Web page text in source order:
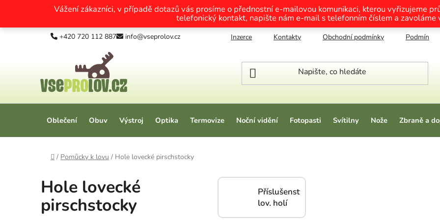
Přejít na obsah
Vážení zákazníci, v případě dotazů vás prosíme o přednostní e-mailovou komunikaci, kterou vyřizujeme
telefonický kontakt, napište nám e-mail s telefonním číslem a zavoláme
+420 720 112 887 info@vseprolov.cz Inzerce Kontakty Obchodní podmínky Podmínky
Oblečení Obuv Výstroj Optika Termovize Noční vidění Fotopasti Svítilny Nože Zbraně a
Domů
/ Pomůcky k lovu / Hole lovecké pirschstocky
Hole lovecké
pirschstocky
Příslušenství
lov. holí